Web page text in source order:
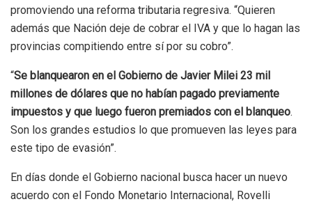
promoviendo una reforma tributaria regresiva. “Quieren
además que Nación deje de cobrar el IVA y que lo hagan las
provincias compitiendo entre sí por su cobro”.
“Se blanquearon en el Gobierno de Javier Milei 23 mil
millones de dólares que no habían pagado previamente
impuestos y que luego fueron premiados con el blanqueo.
Son los grandes estudios lo que promueven las leyes para
este tipo de evasión”.
En días donde el Gobierno nacional busca hacer un nuevo
acuerdo con el Fondo Monetario Internacional, Rovelli